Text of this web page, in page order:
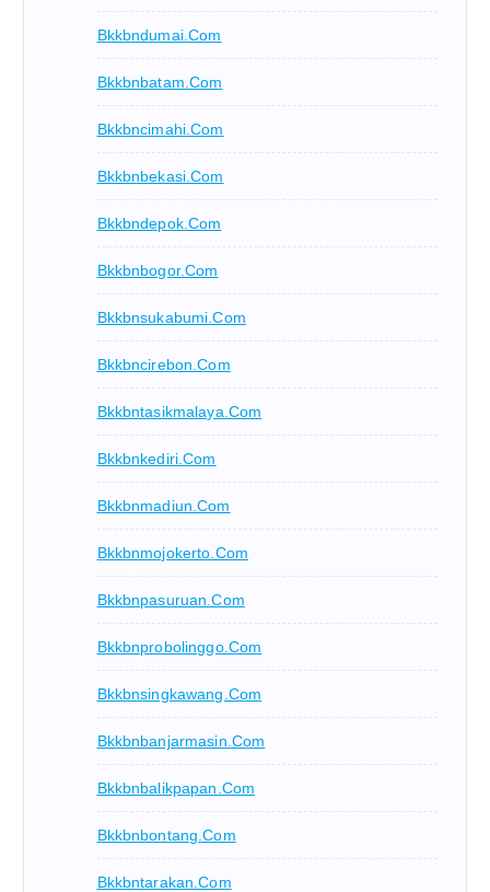
Bkkbndumai.com
Bkkbnbatam.com
Bkkbncimahi.com
Bkkbnbekasi.com
Bkkbndepok.com
Bkkbnbogor.com
Bkkbnsukabumi.com
Bkkbncirebon.com
Bkkbntasikmalaya.com
Bkkbnkediri.com
Bkkbnmadiun.com
Bkkbnmojokerto.com
Bkkbnpasuruan.com
Bkkbnprobolinggo.com
Bkkbnsingkawang.com
Bkkbnbanjarmasin.com
Bkkbnbalikpapan.com
Bkkbnbontang.com
Bkkbntarakan.com